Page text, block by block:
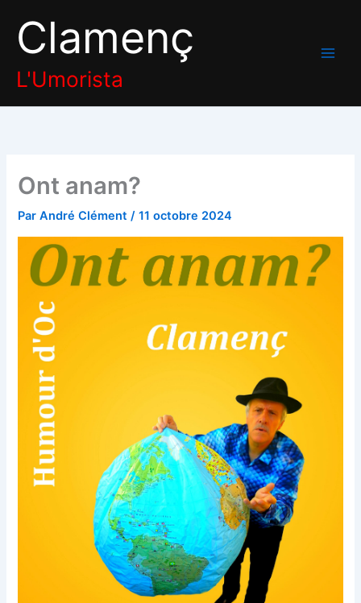
contenu
Clamenç
L'Umorista
Ont anam?
ParAndré Clément/11 octobre 2024